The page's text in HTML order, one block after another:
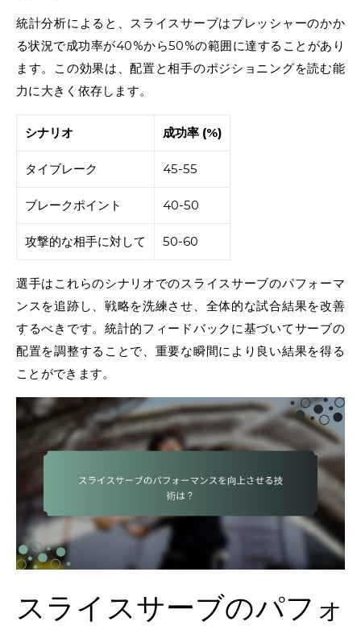
統計分析によると、スライスサーブはプレッシャーのかか
る状況で成功率が40%から50%の範囲に達することがあり
ます。この効果は、配置と相手のポジショニングを読む能
力に大きく依存します。
シナリオ 成功率 (%)
タイブレーク 45-55
ブレークポイント 40-50
攻撃的な相手に対して 50-60
選手はこれらのシナリオでのスライスサーブのパフォーマ
ンスを追跡し、戦略を洗練させ、全体的な試合結果を改善
するべきです。統計的フィードバックに基づいてサーブの
配置を調整することで、重要な瞬間により良い結果を得る
ことができます。
スライスサーブのパフォ